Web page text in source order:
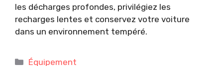
les décharges profondes, privilégiez les
recharges lentes et conservez votre voiture
dans un environnement tempéré.
Catégories
Équipement